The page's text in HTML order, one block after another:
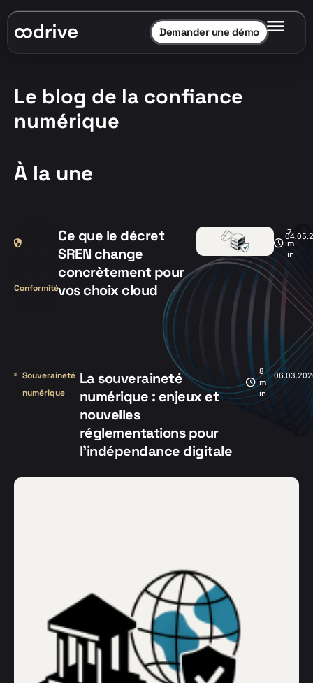
Demander une démo
Le blog de la confiance
numérique
À la une
Conformité
Ce que le décret
SREN change
concrètement pour
vos choix cloud
7
m
in
Souveraineté
numérique
La souveraineté
numérique : enjeux et
nouvelles
réglementations pour
l’indépendance digitale
8
m
in